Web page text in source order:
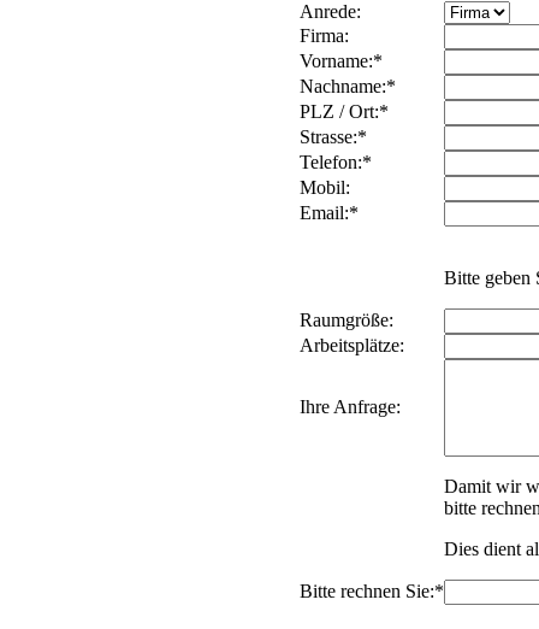
Anrede:
Firma:
Vorname:*
Nachname:*
PLZ / Ort:*
Strasse:*
Telefon:*
Mobil:
Email:*
Bitte geben
Raumgröße:
Arbeitsplätze:
Ihre Anfrage:
Damit wir
bitte
Dies dient
Bitte rechnen Sie:*